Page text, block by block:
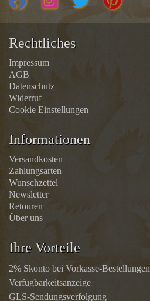
Rechtliches
Impressum
AGB
Datenschutz
Widerruf
Cookie Einstellungen
Informationen
Versandkosten
Zahlungsarten
Wunschzettel
Newsletter
Retouren
Über uns
Ihre Vorteile
2% Skonto bei Vorkasse-Bestellungen
Verfügbarkeitsanzeige
GLS-Sendungsverfolgung